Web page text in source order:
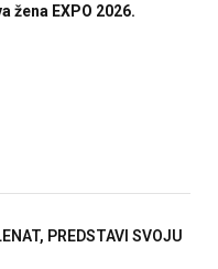
žena EXPO 2026.
PREDSTAVI SVOJU